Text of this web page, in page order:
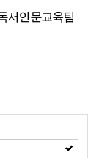
서인문교육팀